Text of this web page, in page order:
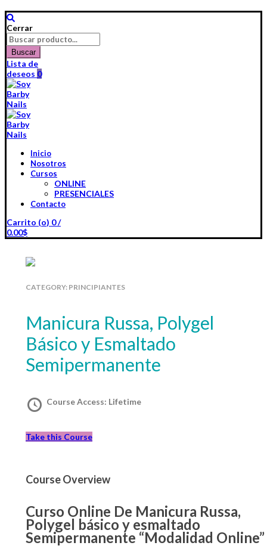
Cerrar
Buscar
por:
Buscar
Lista de
deseos 0
Inicio
Nosotros
Cursos
ONLINE
PRESENCIALES
Contacto
Carrito (o) 0/
0.00$
CATEGORY: PRINCIPIANTES
Manicura Russa, Polygel
Básico y Esmaltado
Semipermanente
Course Access: Lifetime
Take this Course
Course Overview
Curso Online De Manicura Russa,
Polygel básico y esmaltado
Semipermanente “Modalidad Online”